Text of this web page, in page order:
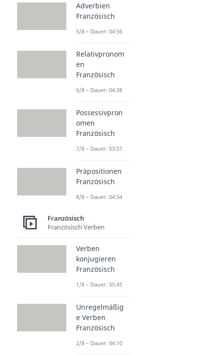
Adverbien
Französisch
5/8 – Dauer: 04:56
Relativpronom
en
Französisch
6/8 – Dauer: 04:38
Possessivpron
omen
Französisch
7/8 – Dauer: 03:57
Präpositionen
Französisch
8/8 – Dauer: 04:34
Französisch
Französisch Verben
Verben
konjugieren
Französisch
1/8 – Dauer: 05:45
Unregelmäßig
e Verben
Französisch
2/8 – Dauer: 04:10